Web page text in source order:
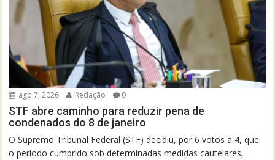
ago 7, 2026 Redação 0
STF abre caminho para reduzir pena de
condenados do 8 de janeiro
O Supremo Tribunal Federal (STF) decidiu, por 6 votos a 4, que
o período cumprido sob determinadas medidas cautelares,